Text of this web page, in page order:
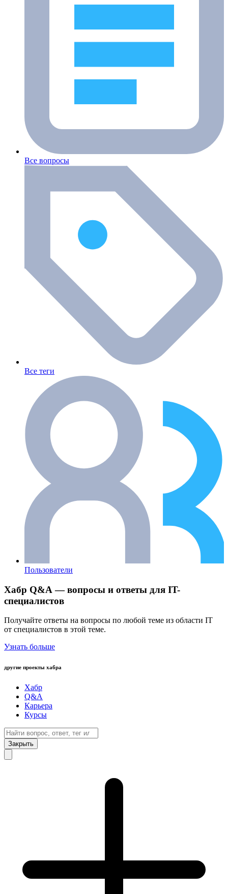
Все вопросы
Все теги
Пользователи
Хабр Q&A — вопросы и ответы для IT-
специалистов
Получайте ответы на вопросы по любой теме из области IT
от специалистов в этой теме.
Узнать больше
другие проекты хабра
Хабр
Q&A
Карьера
Курсы
Закрыть